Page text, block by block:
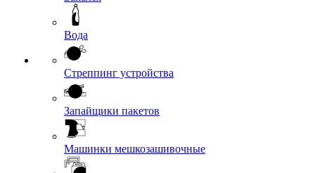
Вода
Стреппинг устройства
Запайщики пакетов
Машинки мешкозашивочные